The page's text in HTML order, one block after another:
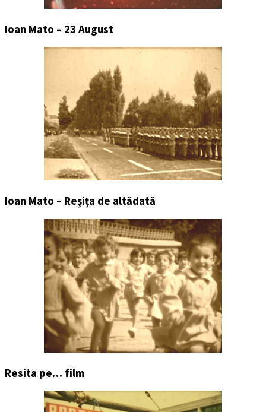
Ioan Mato – 23 August
Ioan Mato – Reșița de altădată
Resita pe… film